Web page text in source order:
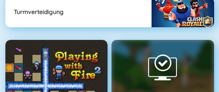
Turmverteidigung